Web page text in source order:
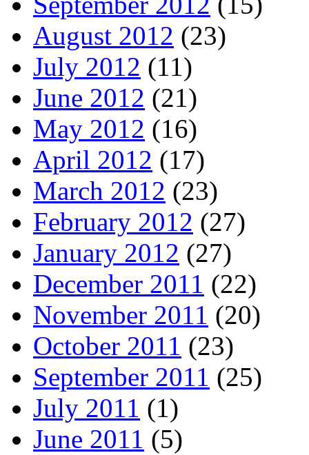
August 2012 (23)
July 2012 (11)
June 2012 (21)
May 2012 (16)
April 2012 (17)
March 2012 (23)
February 2012 (27)
January 2012 (27)
December 2011 (22)
November 2011 (20)
October 2011 (23)
September 2011 (25)
July 2011 (1)
June 2011 (5)